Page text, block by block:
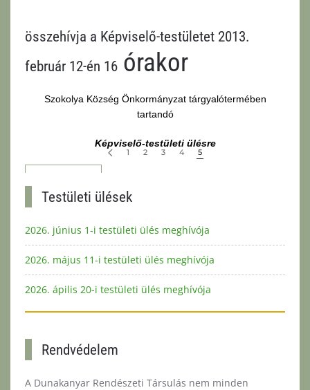
összehívja a Képviselő-testületet 2013.
február 12-én 16 órakor
Szokolya Község Önkormányzat tárgyalótermében
tartandó
Képviselő-testületi ülésre
1 2 3 4 5
Testületi ülések
2026. június 1-i testületi ülés meghívója
2026. május 11-i testületi ülés meghívója
2026. ápilis 20-i testületi ülés meghívója
Rendvédelem
A Dunakanyar Rendészeti Társulás nem minden